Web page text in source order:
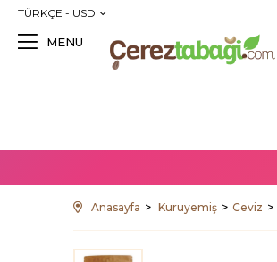
MENU
TÜRKÇE - USD
Anasayfa Kuruyemiş Ceviz